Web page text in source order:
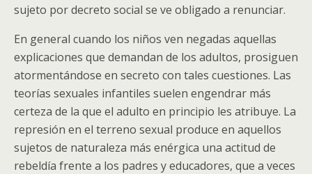
sujeto por decreto social se ve obligado a renunciar.
En general cuando los niños ven negadas aquellas
explicaciones que demandan de los adultos, prosiguen
atormentándose en secreto con tales cuestiones. Las
teorías sexuales infantiles suelen engendrar más
certeza de la que el adulto en principio les atribuye. La
represión en el terreno sexual produce en aquellos
sujetos de naturaleza más enérgica una actitud de
rebeldía frente a los padres y educadores, que a veces